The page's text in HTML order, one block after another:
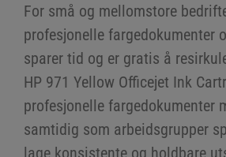
For små og mellomstore
profesjonelle fargedokumenter
sparer tid og er gratis å
HP 971 Yellow Officejet Ink
profesjonelle fargedokumenter
samtidig som arbeidsgrupper
lage konsistente og holdbare